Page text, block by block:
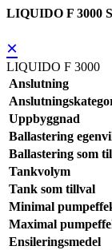
LIQUIDO F 3000
×
LIQUIDO F 3000
Anslutning
Uppbyggnad
Ballastering
Ballastering som
Tankvolym
Tank som tillval
Minimal
Maximal
Ensileringsmedel